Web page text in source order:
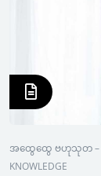
အထွေထွေ ဗဟုသုတ –
KNOWLEDGE